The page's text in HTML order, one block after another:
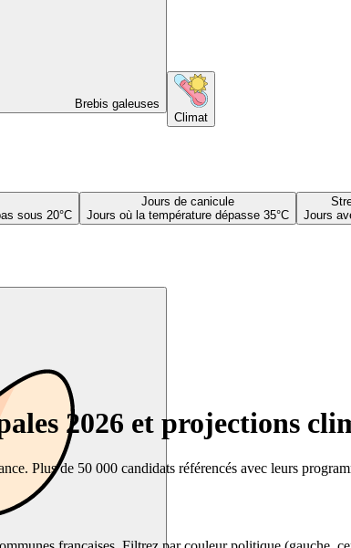
Brebis galeuses
Climat
sous 20°C
Jours de canicule
Jours où la température dépasse 35°C
Jours
2026 et projections
Plus de 50 000 candidats référencés avec leurs